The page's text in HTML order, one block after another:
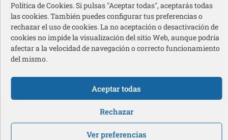
Política de Cookies. Si pulsas "Aceptar todas", aceptarás todas
las cookies. También puedes configurar tus preferencias o
rechazar el uso de cookies. La no aceptación o desactivación de
cookies no impide la visualización del sitio Web, aunque podría
afectar a la velocidad de navegación o correcto funcionamiento
del mismo.
Aceptar todas
Rechazar
Ver preferencias
Ayuntamiento de Pamplona
Acción Social Caja Rural de Navarra
© 2026 Cermin – Todos los derechos reservados
Redes sociales pie de página